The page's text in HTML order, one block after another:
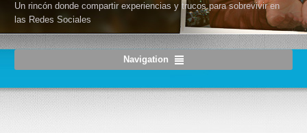
Un rincón donde compartir experiencias y trucos para sobrevivir en
las Redes Sociales
Navigation